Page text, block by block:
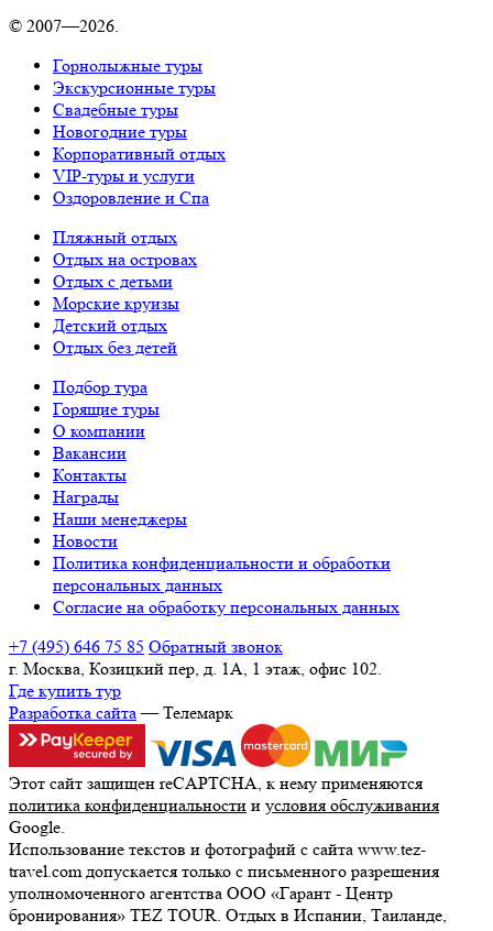
© 2007—2026.
Горнолыжные туры
Экскурсионные туры
Свадебные туры
Новогодние туры
Корпоративный отдых
VIP-туры и услуги
Оздоровление и Спа
Пляжный отдых
Отдых на островах
Отдых с детьми
Морские круизы
Детский отдых
Отдых без детей
Подбор тура
Горящие туры
О компании
Вакансии
Контакты
Награды
Наши менеджеры
Новости
Политика конфиденциальности и обработки
персональных данных
Согласие на обработку персональных данных
+7 (495) 646 75 85 Обратный звонок
г. Москва, Козицкий пер, д. 1А, 1 этаж, офис 102.
Где купить тур
Разработка сайта— Телемарк
Этот сайт защищен reCAPTCHA, к нему применяются
политика конфиденциальности и условия обслуживания
Google.
Использование текстов и фотографий с сайта www.tez-
travel.com допускается только с письменного разрешения
уполномоченного агентства ООО «Гарант - Центр
бронирования» TEZ TOUR. Отдых в Испании, Таиланде,